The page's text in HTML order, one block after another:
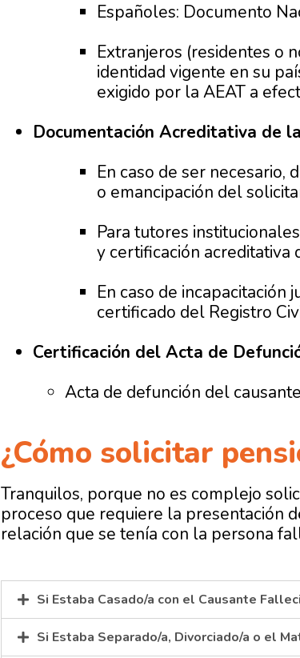
Españoles: Documento
Extranjeros (residentes o
identidad vigente en su
exigido por la AEAT a
Documentación Acreditativa de
En caso de ser
o emancipación del
Para tutores
y certificación acreditativa
En caso de incapacitación
certificado del Registro
Certificación del Acta de
Acta de defunción del
¿Cómo solicitar
Tranquilos, porque no es complejo
proceso que requiere la presentación
relación que se tenía con la persona
Si Estaba Casado/a con el Causante
Si Estaba Separado/a, Divorciado/a o el